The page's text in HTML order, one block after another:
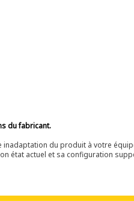
du fabricant.
du produit à votre
état actuel et sa configuration